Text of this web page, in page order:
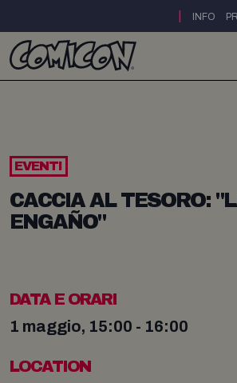
INFO
EVENTI
CACCIA AL TESORO:
ENGAÑO"
DATA E ORARI
1 maggio, 15:00 - 16:00
LOCATION